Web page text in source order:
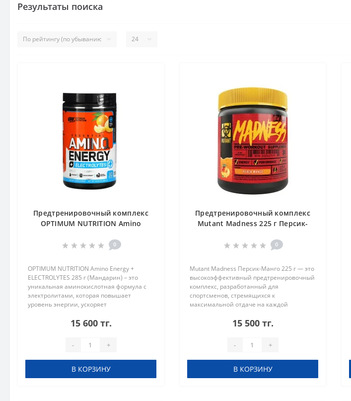
Результаты поиска
Предтренировочный комплекс
OPTIMUM NUTRITION Amino
Мандарин 0
OPTIMUM NUTRITION Amino Energy +
ELECTROLYTES 285 г (Мандарин) – это
уникальная аминокислотная формула с
электролитами, которая повышает
уровень энергии, ускоряет
водный баланс в организме. Ключевые
15 600 тг.
- +
В КОРЗИНУ
Предтренировочный комплекс
Mutant Madness 225 г Персик-
0
Mutant Madness Персик-Манго 225 г — это
высокоэффективный предтренировочный
комплекс, разработанный для
спортсменов, стремящихся к
максимальной отдаче на каждой
мощные стимуляторы, аминокислоты и
15 500 тг.
- +
В КОРЗИНУ